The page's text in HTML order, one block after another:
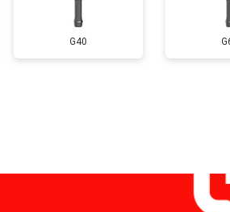
G40